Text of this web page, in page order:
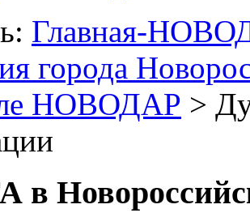
Главная-
города
НОВОДАР >
в